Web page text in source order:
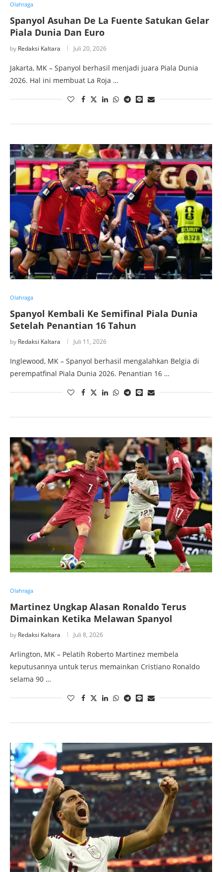
Olahraga
Spanyol Asuhan De La Fuente Satukan Gelar
Piala Dunia Dan Euro
by Redaksi Kaltara Juli 20, 2026
Jakarta, MK – Spanyol berhasil menjadi juara Piala Dunia
2026. Hal ini membuat La Roja …
Olahraga
Spanyol Kembali Ke Semifinal Piala Dunia
Setelah Penantian 16 Tahun
by Redaksi Kaltara Juli 11, 2026
Inglewood, MK – Spanyol berhasil mengalahkan Belgia di
perempatfinal Piala Dunia 2026. Penantian 16 …
Olahraga
Martinez Ungkap Alasan Ronaldo Terus
Dimainkan Ketika Melawan Spanyol
by Redaksi Kaltara Juli 8, 2026
Arlington, MK – Pelatih Roberto Martinez membela
keputusannya untuk terus memainkan Cristiano Ronaldo
selama 90 …